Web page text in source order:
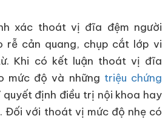
xác thoát vị đĩa đệm người
rễ cản quang, chụp cắt lớp vi
Khi có kết luận thoát vị đĩa
mức độ và những triệu chứng
quyết định điều trị nội khoa hay
Đối với thoát vị mức độ nhẹ có